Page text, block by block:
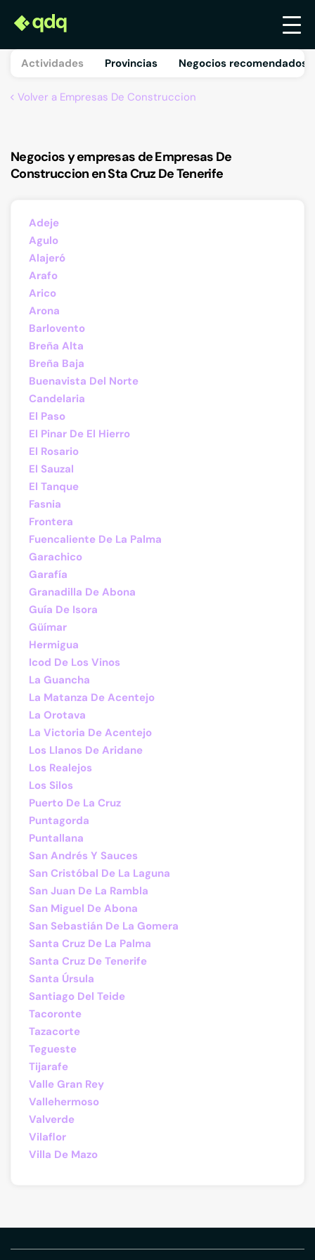
Actividades Provincias Negocios recomendados
Volver a Empresas De Construccion
Negocios y empresas de Empresas De
Construccion en Sta Cruz De Tenerife
Adeje
Agulo
Alajeró
Arafo
Arico
Arona
Barlovento
Breña Alta
Breña Baja
Buenavista Del Norte
Candelaria
El Paso
El Pinar De El Hierro
El Rosario
El Sauzal
El Tanque
Fasnia
Frontera
Fuencaliente De La Palma
Garachico
Garafía
Granadilla De Abona
Guía De Isora
Güímar
Hermigua
Icod De Los Vinos
La Guancha
La Matanza De Acentejo
La Orotava
La Victoria De Acentejo
Los Llanos De Aridane
Los Realejos
Los Silos
Puerto De La Cruz
Puntagorda
Puntallana
San Andrés Y Sauces
San Cristóbal De La Laguna
San Juan De La Rambla
San Miguel De Abona
San Sebastián De La Gomera
Santa Cruz De La Palma
Santa Cruz De Tenerife
Santa Úrsula
Santiago Del Teide
Tacoronte
Tazacorte
Tegueste
Tijarafe
Valle Gran Rey
Vallehermoso
Valverde
Vilaflor
Villa De Mazo